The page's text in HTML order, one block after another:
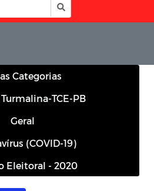
Categorias
TCE-PB
Geral
(COVID-19)
Eleitoral - 2020